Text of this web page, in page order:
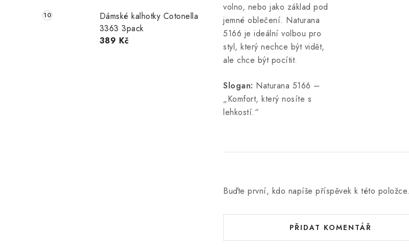
Dámské kalhotky Cotonella
3363 3pack
389 Kč
volno, nebo jako základ pod
jemné oblečení. Naturana
5166 je ideální volbou pro
styl, který nechce být vidět,
ale chce být pocítit.
Slogan: Naturana 5166 –
„Komfort, který nosíte s
lehkostí.“
Buďte první, kdo napíše příspěvek k této položce.
PŘIDAT KOMENTÁŘ